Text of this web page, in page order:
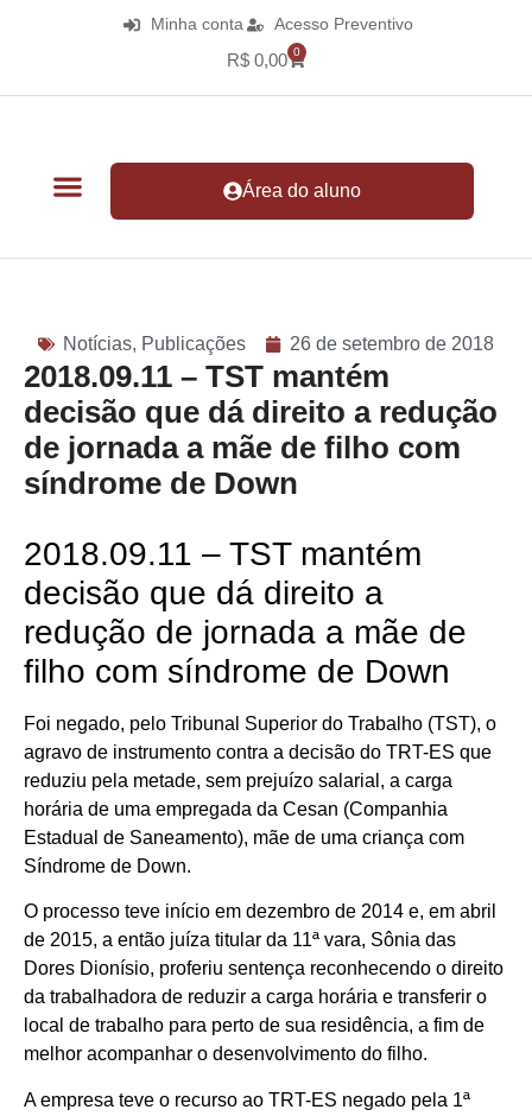
Minha conta Acesso Preventivo
R$ 0,00 0
Área do aluno
Notícias, Publicações 26 de setembro de 2018
2018.09.11 – TST mantém
decisão que dá direito a redução
de jornada a mãe de filho com
síndrome de Down
2018.09.11 – TST mantém
decisão que dá direito a
redução de jornada a mãe de
filho com síndrome de Down
Foi negado, pelo Tribunal Superior do Trabalho (TST), o
agravo de instrumento contra a decisão do TRT-ES que
reduziu pela metade, sem prejuízo salarial, a carga
horária de uma empregada da Cesan (Companhia
Estadual de Saneamento), mãe de uma criança com
Síndrome de Down.
O processo teve início em dezembro de 2014 e, em abril
de 2015, a então juíza titular da 11ª vara, Sônia das
Dores Dionísio, proferiu sentença reconhecendo o direito
da trabalhadora de reduzir a carga horária e transferir o
local de trabalho para perto de sua residência, a fim de
melhor acompanhar o desenvolvimento do filho.
A empresa teve o recurso ao TRT-ES negado pela 1ª